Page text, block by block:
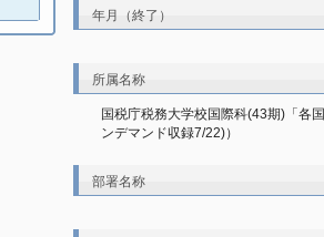
年月（終了）
所属名称
国税庁税務大学校国際科(43期)「各
ンデマンド収録7/22)）
部署名称